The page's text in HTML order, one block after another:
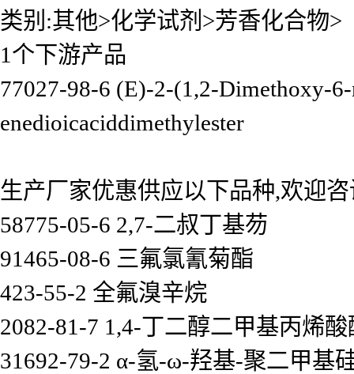
类别:其他>化学试剂>芳香化合物>
1个下游产品
77027-98-6 (E)-2-(1,2-Dimethoxy-
enedioicaciddimethylester
生产厂家优惠供应以下品种,欢迎
58775-05-6 2,7-二叔丁基芴
91465-08-6 三氟氯氰菊酯
423-55-2 全氟溴辛烷
2082-81-7 1,4-丁二醇二甲基丙烯酸
31692-79-2 α-氢-ω-羟基-聚二甲基